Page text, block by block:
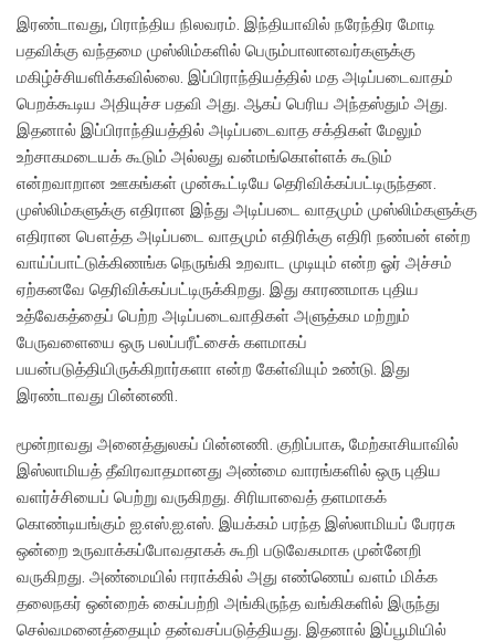
இரண்டாவது, பிராந்திய நிலவரம். இந்தியாவில் நரேந்திர மோடி
பதவிக்கு வந்தமை முஸ்லிம்களில் பெரும்பாலானவர்களுக்கு
மகிழ்ச்சியளிக்கவில்லை. இப்பிராந்தியத்தில் மத அடிப்படைவாதம்
பெறக்கூடிய அதியுச்ச பதவி அது. ஆகப் பெரிய அந்தஸ்தும் அது.
இதனால் இப்பிராந்தியத்தில் அடிப்படைவாத சக்திகள் மேலும்
உற்சாகமடையக் கூடும் அல்லது வன்மங்கொள்ளக் கூடும்
என்றவாறான ஊகங்கள் முன்கூட்டியே தெரிவிக்கப்பட்டிருந்தன.
முஸ்லிம்களுக்கு எதிரான இந்து அடிப்படை வாதமும் முஸ்லிம்களுக்கு
எதிரான பௌத்த அடிப்படை வாதமும் எதிரிக்கு எதிரி நண்பன் என்ற
வாய்ப்பாட்டுக்கிணங்க நெருங்கி உறவாட முடியும் என்ற ஓர் அச்சம்
ஏற்கனவே தெரிவிக்கப்பட்டிருக்கிறது. இது காரணமாக புதிய
உத்வேகத்தைப் பெற்ற அடிப்படைவாதிகள் அளுத்கம மற்றும்
பேருவளையை ஒரு பலப்பரீட்சைக் களமாகப்
பயன்படுத்தியிருக்கிறார்களா என்ற கேள்வியும் உண்டு. இது
இரண்டாவது பின்னணி.
மூன்றாவது அனைத்துலகப் பின்னணி. குறிப்பாக, மேற்காசியாவில்
இஸ்லாமியத் தீவிரவாதமானது அண்மை வாரங்களில் ஒரு புதிய
வளர்ச்சியைப் பெற்று வருகிறது. சிரியாவைத் தளமாகக்
கொண்டியங்கும் ஐ.எஸ்.ஐ.எஸ். இயக்கம் பரந்த இஸ்லாமியப் பேரரசு
ஒன்றை உருவாக்கப்போவதாகக் கூறி படுவேகமாக முன்னேறி
வருகிறது. அண்மையில் ஈராக்கில் அது எண்ணெய் வளம் மிக்க
தலைநகர் ஒன்றைக் கைப்பற்றி அங்கிருந்த வங்கிகளில் இருந்து
செல்வமனைத்தையும் தன்வசப்படுத்தியது. இதனால் இப்பூமியில்